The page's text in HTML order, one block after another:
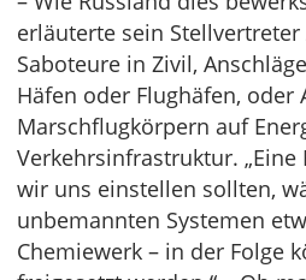
erläuterte sein
Saboteure in Zivil,
Häfen oder Flughäfen, oder
Marschflugkörpern auf
Verkehrsinfrastruktur. „Eine
wir uns einstellen sollten,
unbemannten Systemen
Chemiewerk – in der Folge